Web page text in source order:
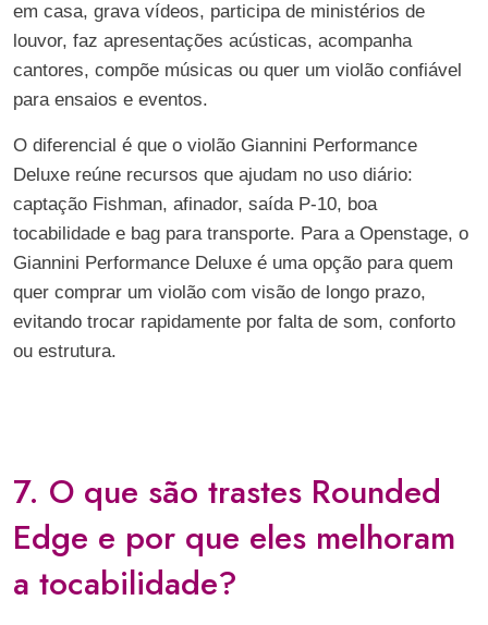
em casa, grava vídeos, participa de ministérios de
louvor, faz apresentações acústicas, acompanha
cantores, compõe músicas ou quer um violão confiável
para ensaios e eventos.
O diferencial é que o violão Giannini Performance
Deluxe reúne recursos que ajudam no uso diário:
captação Fishman, afinador, saída P-10, boa
tocabilidade e bag para transporte. Para a Openstage, o
Giannini Performance Deluxe é uma opção para quem
quer comprar um violão com visão de longo prazo,
evitando trocar rapidamente por falta de som, conforto
ou estrutura.
7. O que são trastes Rounded
Edge e por que eles melhoram
a tocabilidade?